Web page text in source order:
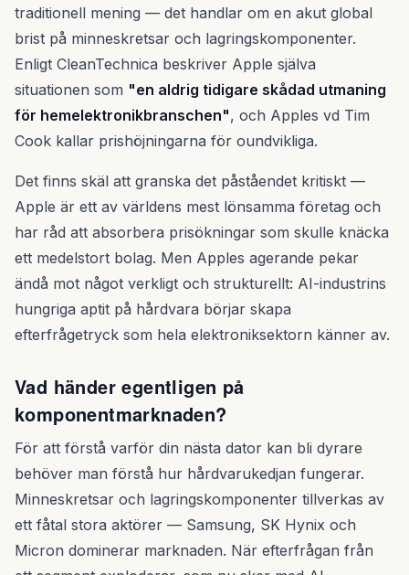
traditionell mening — det handlar om en akut global
brist på minneskretsar och lagringskomponenter.
Enligt CleanTechnica beskriver Apple själva
situationen som "en aldrig tidigare skådad utmaning
för hemelektronikbranschen", och Apples vd Tim
Cook kallar prishöjningarna för oundvikliga.
Det finns skäl att granska det påståendet kritiskt —
Apple är ett av världens mest lönsamma företag och
har råd att absorbera prisökningar som skulle knäcka
ett medelstort bolag. Men Apples agerande pekar
ändå mot något verkligt och strukturellt: AI-industrins
hungriga aptit på hårdvara börjar skapa
efterfrågetryck som hela elektroniksektorn känner av.
Vad händer egentligen på
komponentmarknaden?
För att förstå varför din nästa dator kan bli dyrare
behöver man förstå hur hårdvarukedjan fungerar.
Minneskretsar och lagringskomponenter tillverkas av
ett fåtal stora aktörer — Samsung, SK Hynix och
Micron dominerar marknaden. När efterfrågan från